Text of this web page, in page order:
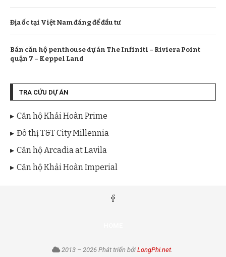
Địa ốc tại Việt Nam đáng để đầu tư
Bán căn hộ penthouse dự án The Infiniti – Riviera Point
quận 7 – Keppel Land
TRA CỨU DỰ ÁN
Căn hộ Khải Hoàn Prime
Đô thị T&T City Millennia
Căn hộ Arcadia at Lavila
Căn hộ Khải Hoàn Imperial
2013 – 2026 Phát triển bởi LongPhi.net.